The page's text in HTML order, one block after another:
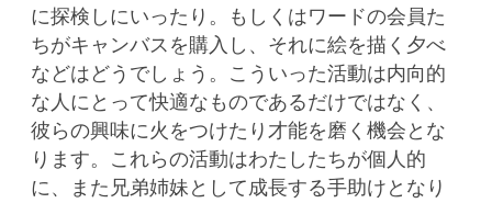
に探検しにいったり。もしくはワードの会員た
ちがキャンバスを購入し、それに絵を描く夕べ
などはどうでしょう。こういった活動は内向的
な人にとって快適なものであるだけではなく、
彼らの興味に火をつけたり才能を磨く機会とな
ります。これらの活動はわたしたちが個人的
に、また兄弟姉妹として成長する手助けとなり